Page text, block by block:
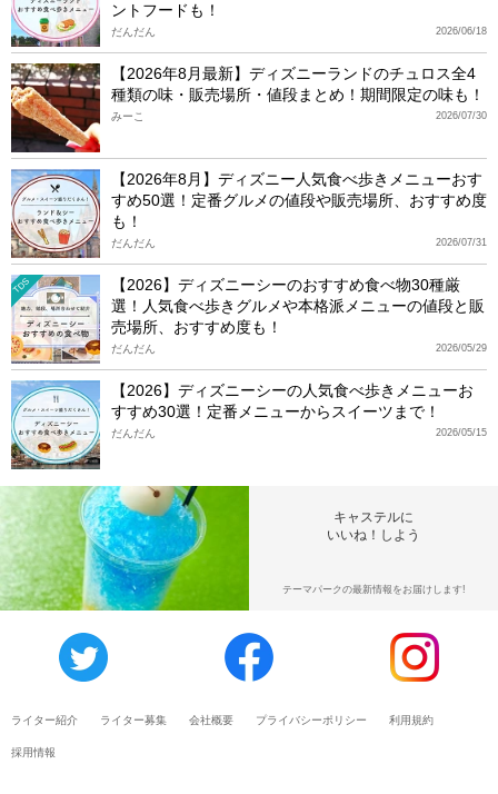
ントフードも！
2026/06/18
だんだん
【2026年8月最新】ディズニーランドのチュロス全4
種類の味・販売場所・値段まとめ！期間限定の味も！
2026/07/30
みーこ
【2026年8月】ディズニー人気食べ歩きメニューおす
すめ50選！定番グルメの値段や販売場所、おすすめ度
も！
2026/07/31
だんだん
TDS
【2026】ディズニーシーのおすすめ食べ物30種厳
選！人気食べ歩きグルメや本格派メニューの値段と販
売場所、おすすめ度も！
2026/05/29
だんだん
【2026】ディズニーシーの人気食べ歩きメニューお
すすめ30選！定番メニューからスイーツまで！
2026/05/15
だんだん
キャステルに
いいね！しよう
テーマパークの最新情報をお届けします!
ライター紹介 ライター募集 会社概要 プライバシーポリシー 利用規約
採用情報